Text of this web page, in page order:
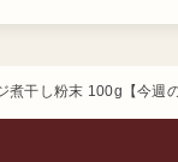
煮干し粉末 100g【今週